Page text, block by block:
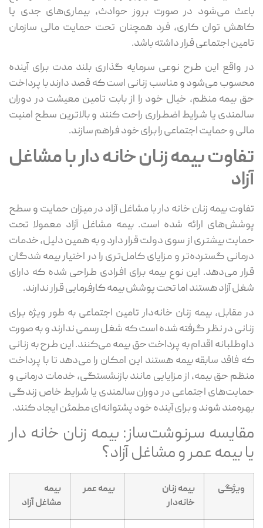
باعث می‌شود در صورت بروز حوادث، بیماری‌های جدی یا
کاهش توان کاری، فرد همچنان تحت حمایت مالی سازمان
تامین اجتماعی قرار داشته باشد.
در واقع این طرح نوعی سرمایه‌ گذاری بلند مدت برای آینده
محسوب می‌شود و مناسب زنانی است که قصد دارند با پرداخت
حق بیمه منظم، خیال خود را از بابت تامین معیشت در دوران
سالمندی یا شرایط اضطراری راحت کنند و بالاترین سطح امنیت
مالی و حمایت اجتماعی را برای خود فراهم سازند.
تفاوت بیمه زنان خانه دار با مشاغل
آزاد
تفاوت بیمه زنان خانه دار با مشاغل آزاد در میزان حمایت و سطح
پوشش‌های ارائه ‌شده است. بیمه مشاغل آزاد معمولا تحت
حمایت بیشتری از سوی دولت قرار دارد و به همین دلیل، خدمات
درمانی گسترده‌تر و مزایای کامل‌تری را در اختیار بیمه ‌شدگان
قرار می‌دهد. این نوع بیمه برای افرادی طراحی شده که دارای
شغل آزاد هستند اما تحت پوشش بیمه کارفرمایی قرار ندارند.
در مقابل، بیمه زنان خانه‌دار تامین اجتماعی به‌ طور ویژه برای
زنانی در نظر گرفته شده است که شغل رسمی ندارند و به ‌صورت
داوطلبانه اقدام به پرداخت حق بیمه می‌کنند. این طرح به زنانی
که فاقد سابقه بیمه هستند این امکان را می‌دهد تا با پرداخت
منظم حق بیمه، از مزایایی مانند بازنشستگی، خدمات درمانی و
حمایت‌های اجتماعی در دوران سالمندی یا شرایط خاص زندگی
بهره‌مند شوند و برای آینده خود پشتوانه‌ای مطمئن ایجاد کنند.
مقایسه سرنوشت‌ساز: بیمه زنان خانه دار
یا بیمه عمر و مشاغل آزاد؟
ویژگی
بیمه زنان
خانه‌دار
بیمه عمر
بیمه
مشاغل آزاد